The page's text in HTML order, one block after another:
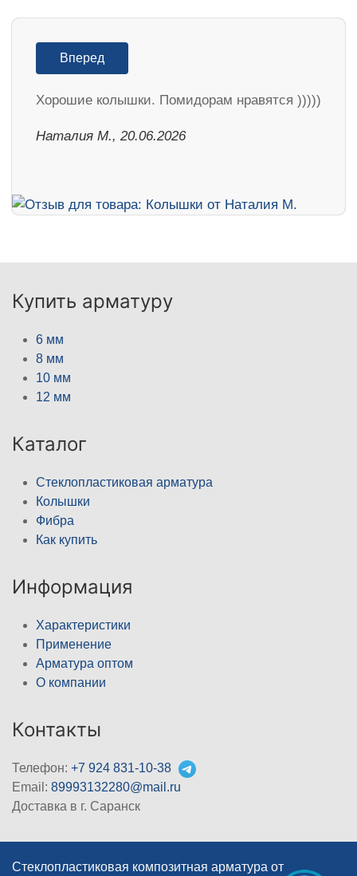
Вперед
Хорошие колышки. Помидорам нравятся )))))
Наталия М., 20.06.2026
Купить арматуру
6 мм
8 мм
10 мм
12 мм
Каталог
Стеклопластиковая арматура
Колышки
Фибра
Как купить
Информация
Характеристики
Применение
Арматура оптом
О компании
Контакты
Телефон: +7 924 831-10-38
Email: 89993132280@mail.ru
Доставка в г. Саранск
Стеклопластиковая композитная арматура от